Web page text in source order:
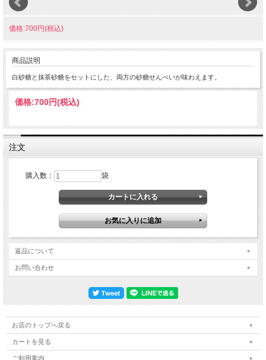
価格:700円(税込)
商品説明
白砂糖と抹茶砂糖をセットにした、両方の砂糖せんべいが味わえます。
価格:700円(税込)
注文
購入数： 袋
返品について
お問い合わせ
お店のトップへ戻る
カートを見る
ご利用案内